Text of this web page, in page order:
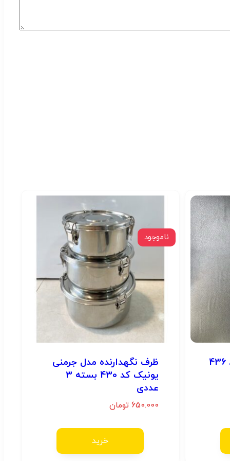
ناموجود
ظرف نگهدارنده مدل جرمنی
یونیک کد 430 بسته 3
عددی
650.000 تومان
خرید